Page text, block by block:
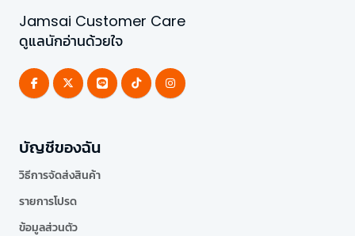
Jamsai Customer Care
ดูแลนักอ่านด้วยใจ
บัญชีของฉัน
วิธีการจัดส่งสินค้า
รายการโปรด
ข้อมูลส่วนตัว